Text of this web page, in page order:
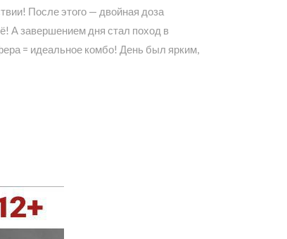
После этого — двойная доза
А завершением дня стал поход в
= идеальное комбо! День был ярким,